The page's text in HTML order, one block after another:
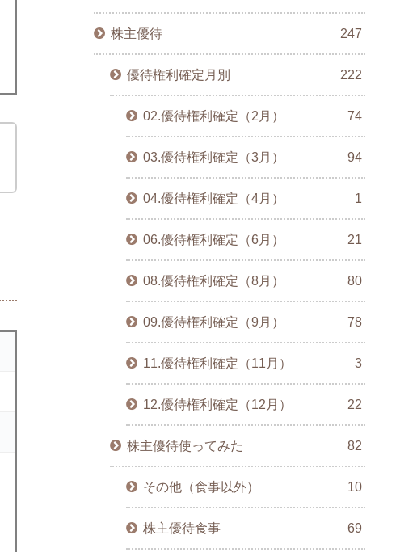
株主優待 247
優待権利確定月別 222
02.優待権利確定（2月） 74
03.優待権利確定（3月） 94
04.優待権利確定（4月） 1
06.優待権利確定（6月） 21
08.優待権利確定（8月） 80
09.優待権利確定（9月） 78
11.優待権利確定（11月） 3
12.優待権利確定（12月） 22
株主優待使ってみた 82
その他（食事以外） 10
株主優待食事 69